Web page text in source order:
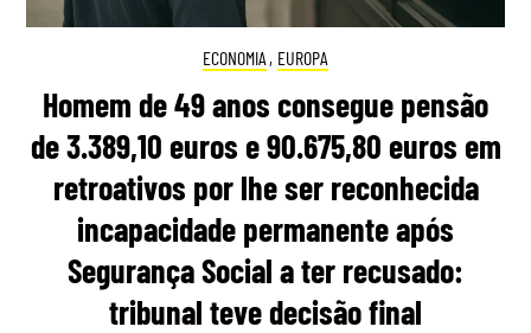
ECONOMIA , EUROPA
Homem de 49 anos consegue pensão
de 3.389,10 euros e 90.675,80 euros em
retroativos por lhe ser reconhecida
incapacidade permanente após
Segurança Social a ter recusado:
tribunal teve decisão final